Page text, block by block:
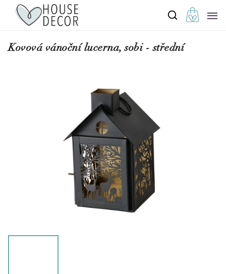
Kovová vánoční lucerna, sobi - střední